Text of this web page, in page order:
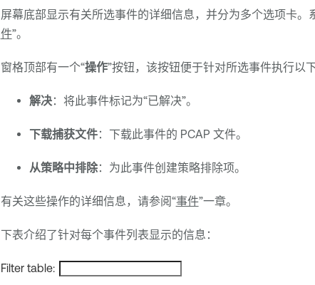
屏幕底部显示有关所选事件的详细信息，并分为多个选项卡
件”。
窗格顶部有一个“操作”按钮，该按钮便于针对所选事件执行以下
解决：将此事件标记为“已解决”。
下载捕获文件：下载此事件的 PCAP 文件。
从策略中排除：为此事件创建策略排除项。
有关这些操作的详细信息，请参阅“事件”一章。
下表介绍了针对每个事件列表显示的信息：
Filter table: